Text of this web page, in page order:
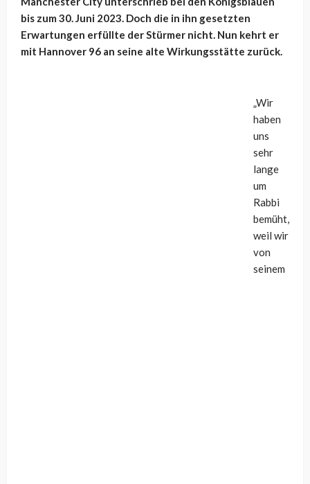
bis zum 30. Juni 2023. Doch die in ihn gesetzten
Erwartungen erfüllte der Stürmer nicht. Nun kehrt er
mit Hannover 96 an seine alte Wirkungsstätte zurück.
„Wir
haben
uns
sehr
lange
um
Rabbi
bemüht,
weil wir
von
seinem